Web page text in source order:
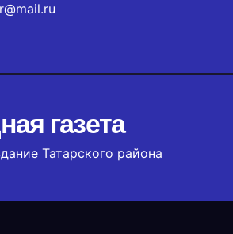
газета
Татарского района